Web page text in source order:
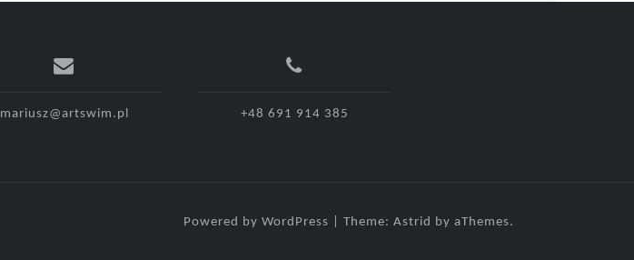
mariusz@artswim.pl +48 691 914 385
Powered by WordPress Theme: Astrid by aThemes.